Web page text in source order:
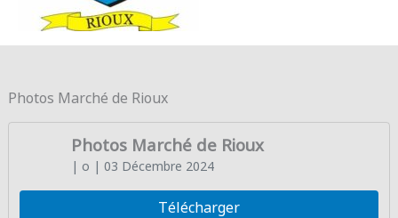
Photos Marché de Rioux
Photos Marché de Rioux
| o | 03 Décembre 2024
Télécharger